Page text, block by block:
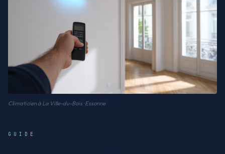
Climaticien à La Ville-du-Bois · Essonne
GUIDE